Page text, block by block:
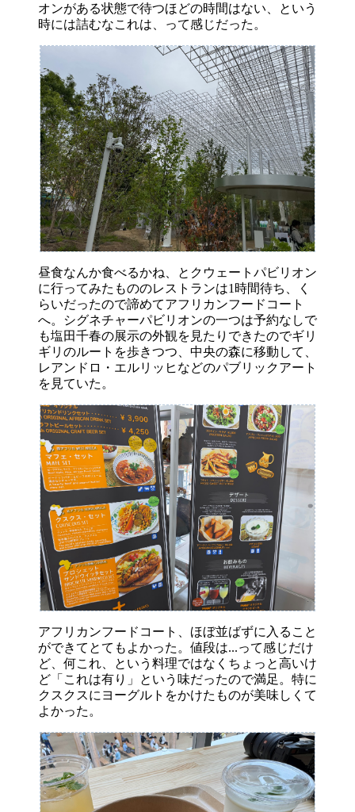
オンがある状態で待つほどの時間はない、という
時には詰むなこれは、って感じだった。
昼食なんか食べるかね、とクウェートパビリオン
に行ってみたもののレストランは1時間待ち、く
らいだったので諦めてアフリカンフードコート
へ。シグネチャーパビリオンの一つは予約なしで
も塩田千春の展示の外観を見たりできたのでギリ
ギリのルートを歩きつつ、中央の森に移動して、
レアンドロ・エルリッヒなどのパブリックアート
を見ていた。
アフリカンフードコート、ほぼ並ばずに入ること
ができてとてもよかった。値段は...って感じだけ
ど、何これ、という料理ではなくちょっと高いけ
ど「これは有り」という味だったので満足。特に
クスクスにヨーグルトをかけたものが美味しくて
よかった。